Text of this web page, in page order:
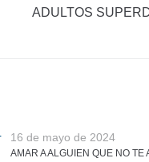
ADULTOS
16 de mayo de 2024
AMAR A ALGUIEN QUE NO TE